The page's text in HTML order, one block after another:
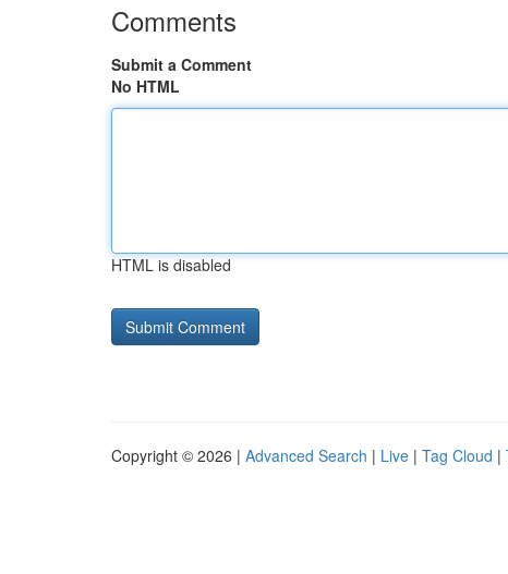
Comments
Submit a Comment
No HTML
HTML is disabled
Copyright © 2026 | Advanced Search | Live | Tag Cloud |